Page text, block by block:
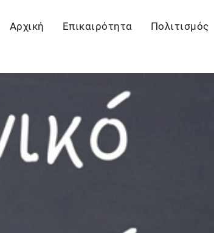
Αρχική Επικαιρότητα Πολιτισμός